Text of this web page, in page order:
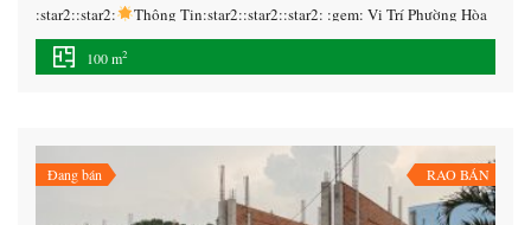
:star2::star2:
Thông Tin:star2::star2::star2: :gem: Vị Trí Phường Hòa
Phú, Tp.Mới Bình Dương.
Diện tích 100m2
Giá 3 tỷ 550 / công
chứng ra sổ.
100 m2
Đang bán RAO BÁN